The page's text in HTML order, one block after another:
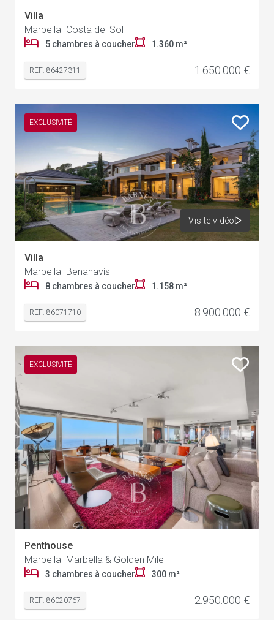
Villa
Marbella Costa del Sol
5 chambres à coucher 1.360 m²
REF: 86427311 1.650.000 €
EXCLUSIVITÉ
Visite vidéo
Villa
Marbella Benahavís
8 chambres à coucher 1.158 m²
REF: 86071710 8.900.000 €
EXCLUSIVITÉ
Penthouse
Marbella Marbella & Golden Mile
3 chambres à coucher 300 m²
REF: 86020767 2.950.000 €